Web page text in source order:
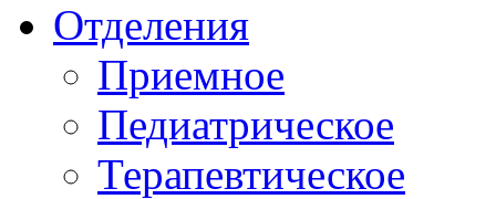
Отделения
Приемное
Педиатрическое
Терапевтическое